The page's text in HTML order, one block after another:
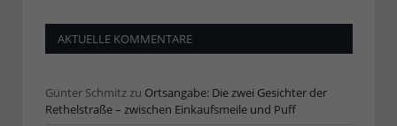
AKTUELLE KOMMENTARE
Günter Schmitzzu Ortsangabe: Die zwei Gesichter der
Rethelstraße – zwischen Einkaufsmeile und Puff